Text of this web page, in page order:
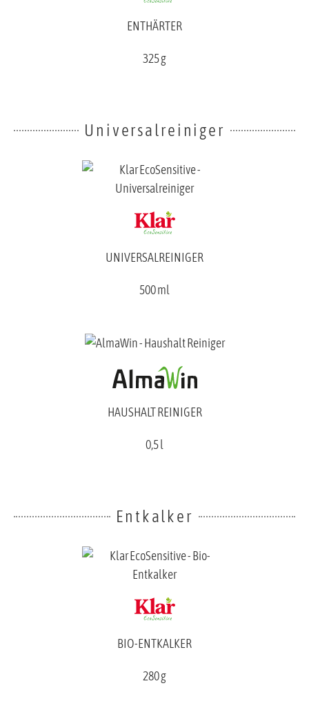
ENTHÄRTER
325 g
Universalreiniger
UNIVERSALREINIGER
500 ml
HAUSHALT REINIGER
0,5 l
Entkalker
BIO-ENTKALKER
280 g